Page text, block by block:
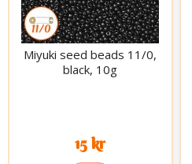
Miyuki seed beads 11/0,
black, 10g
15 kr